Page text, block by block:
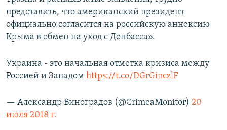
представить, что американский президент
официально согласится на российскую аннексию
Крыма в обмен на уход с Донбасса».
Украина - это начальная отметка кризиса между
Россией и Западом https://t.co/DGrGinczlF
— Александр Виноградов (@CrimeaMonitor) 20
июля 2018 г.